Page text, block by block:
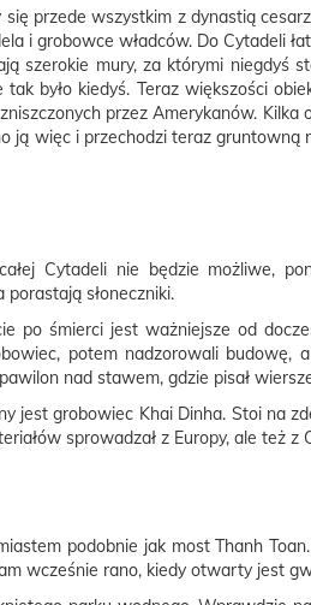
przede wszystkim z dynastią
i grobowce władców. Do Cytadeli
szerokie mury, za którymi niegdyś
tak było kiedyś. Teraz większości
przez Amerykanów.
ją więc i przechodzi teraz
Cytadeli nie będzie możliwe,
słoneczniki.
po śmierci jest ważniejsze od
potem nadzorowali
nad stawem, gdzie pisał
jest grobowiec Khai Dinha. Stoi na
sprowadzał z Europy, ale też z
podobnie jak most Thanh
wcześnie rano, kiedy otwarty jest